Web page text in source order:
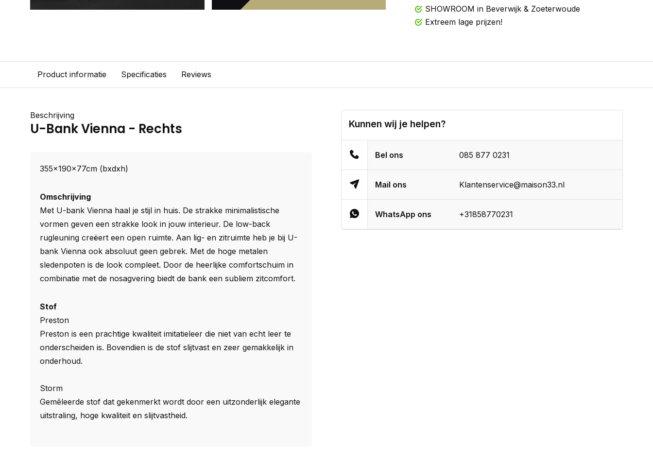
SHOWROOM in Beverwijk & Zoeterwoude
Extreem lage prijzen!
Product informatie Specificaties Reviews
Beschrijving
U-Bank Vienna - Rechts
355x190x77cm (bxdxh)
Omschrijving
Met U-bank Vienna haal je stijl in huis. De strakke minimalistische
vormen geven een strakke look in jouw interieur. De low-back
rugleuning creëert een open ruimte. Aan lig- en zitruimte heb je bij U-
bank Vienna ook absoluut geen gebrek. Met de hoge metalen
sledenpoten is de look compleet. Door de heerlijke comfortschuim in
combinatie met de nosagvering biedt de bank een subliem zitcomfort.
Stof
Preston
Preston is een prachtige kwaliteit imitatieleer die niet van echt leer te
onderscheiden is. Bovendien is de stof slijtvast en zeer gemakkelijk in
onderhoud.
Storm
Gemêleerde stof dat gekenmerkt wordt door een uitzonderlijk elegante
uitstraling, hoge kwaliteit en slijtvastheid.
Kunnen wij je helpen?
Bel ons 085 877 0231
Mail ons Klantenservice@maison33.nl
WhatsApp ons +31858770231